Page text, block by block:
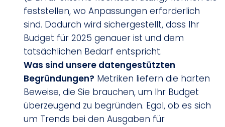
feststellen, wo Anpassungen erforderlich
sind. Dadurch wird sichergestellt, dass Ihr
Budget für 2025 genauer ist und dem
tatsächlichen Bedarf entspricht.
Was sind unsere datengestützten
Begründungen? Metriken liefern die harten
Beweise, die Sie brauchen, um Ihr Budget
überzeugend zu begründen. Egal, ob es sich
um Trends bei den Ausgaben für